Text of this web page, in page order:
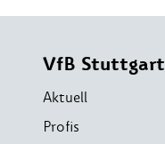
VfB Stuttgart
Aktuell
Profis